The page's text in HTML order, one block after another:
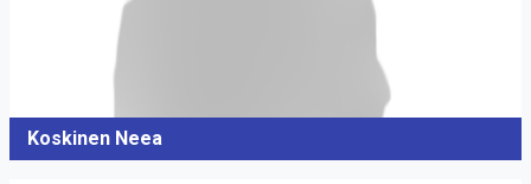
Koskinen Neea